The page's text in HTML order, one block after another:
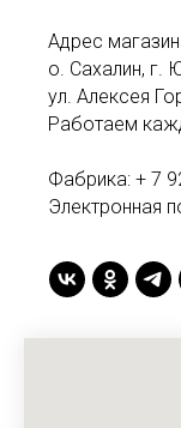
Адрес
о. Сахалин, г.
ул. Алексея
Работаем
Фабрика: + 7
Электронная